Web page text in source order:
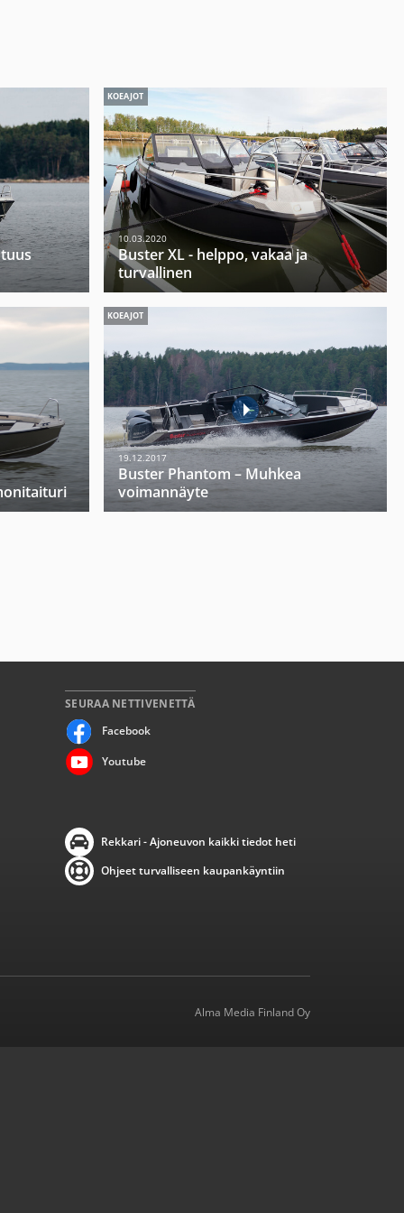
KOEAJOT
10.03.2020
Buster XL - helppo, vakaa ja
turvallinen
KOEAJOT
19.12.2017
Buster Phantom – Muhkea
voimannäyte
SEURAA NETTIVENETTÄ
Facebook
Youtube
Rekkari - Ajoneuvon kaikki tiedot heti
Ohjeet turvalliseen kaupankäyntiin
Alma Media Finland Oy